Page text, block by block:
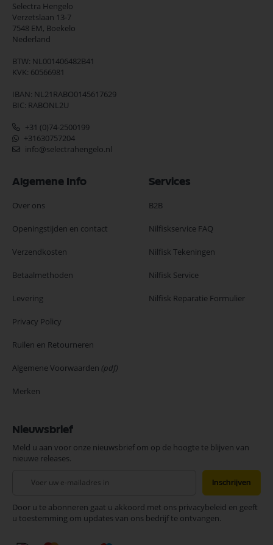
Selectra Hengelo
Verzetslaan 13-7
7548 EM, Boekelo
Nederland
BTW: NL001406482B41
KVK: 60566981
IBAN: NL21RABO0145617629
BIC: RABONL2U
+31 (0)74-2500199
+31630757204
info@selectrahengelo.nl
Algemene Info
Over ons
Openingstijden en contact
Verzendkosten
Betaalmethoden
Levering
Privacy Policy
Ruilen en Retourneren
Algemene Voorwaarden (pdf)
Merken
Services
B2B
Nilfiskservice FAQ
Nilfisk Tekeningen
Nilfisk Service
Nilfisk Reparatie Formulier
Nieuwsbrief
Meld u aan voor onze nieuwsbrief om op de hoogte te blijven van
nieuwe releases.
onze
nieuwsbrief
Inschrijven
Door u te abonneren gaat u akkoord met ons privacybeleid en geeft
u toestemming om updates van ons bedrijf te ontvangen.